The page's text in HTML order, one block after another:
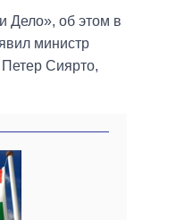
Дело», об этом в
министр
Сиярто,